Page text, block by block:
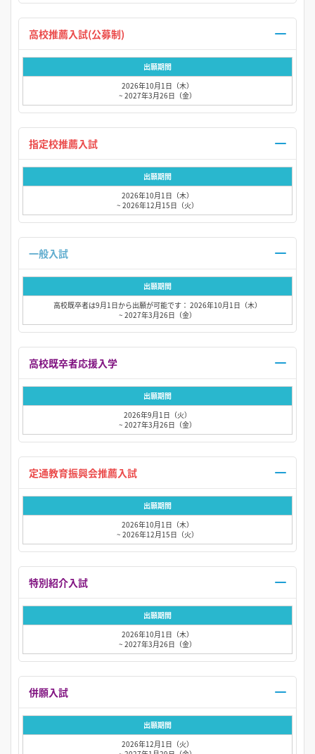
出願期間
2026年10月1日（木）
~ 2027年3月26日（金）
出願期間
2026年10月1日（木）
~ 2026年12月15日（火）
出願期間
高校既卒者は9月1日から出願が可能です： 2026年10月1日（木）
~ 2027年3月26日（金）
出願期間
2026年9月1日（火）
~ 2027年3月26日（金）
出願期間
2026年10月1日（木）
~ 2026年12月15日（火）
出願期間
2026年10月1日（木）
~ 2027年3月26日（金）
出願期間
2026年12月1日（火）